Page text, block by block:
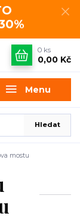
Menu
Hledat
0 ks
0,00 Kč
mostu